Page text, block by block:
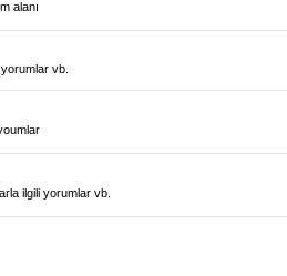
alanı
vb.
ilgili yorumlar vb.